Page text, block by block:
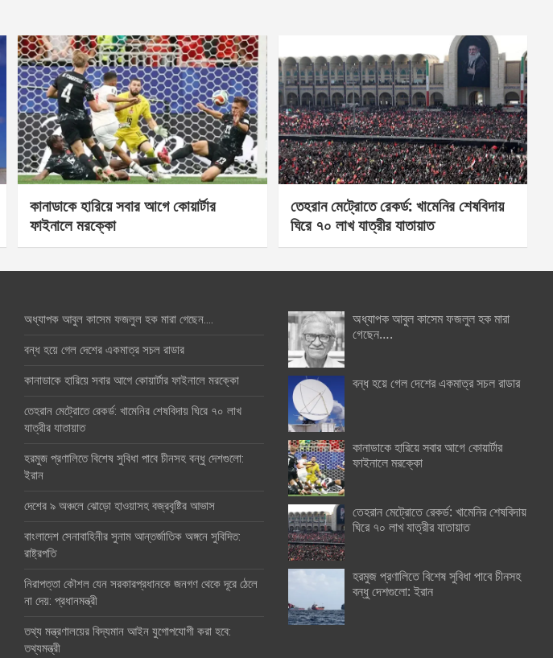
কানাডাকে হারিয়ে সবার আগে কোয়ার্টার
ফাইনালে মরক্কো
তেহরান মেট্রোতে রেকর্ড: খামেনির শেষবিদায়
ঘিরে ৭০ লাখ যাত্রীর যাতায়াত
অধ্যাপক আবুল কাসেম ফজলুল হক মারা গেছেন….
বন্ধ হয়ে গেল দেশের একমাত্র সচল রাডার
কানাডাকে হারিয়ে সবার আগে কোয়ার্টার ফাইনালে মরক্কো
তেহরান মেট্রোতে রেকর্ড: খামেনির শেষবিদায় ঘিরে ৭০ লাখ
যাত্রীর যাতায়াত
হরমুজ প্রণালিতে বিশেষ সুবিধা পাবে চীনসহ বন্ধু দেশগুলো:
ইরান
দেশের ৯ অঞ্চলে ঝোড়ো হাওয়াসহ বজ্রবৃষ্টির আভাস
বাংলাদেশ সেনাবাহিনীর সুনাম আন্তর্জাতিক অঙ্গনে সুবিদিত:
রাষ্ট্রপতি
নিরাপত্তা কৌশল যেন সরকারপ্রধানকে জনগণ থেকে দূরে ঠেলে
না দেয়: প্রধানমন্ত্রী
তথ্য মন্ত্রণালয়ের বিদ্যমান আইন যুগোপযোগী করা হবে:
তথ্যমন্ত্রী
অধ্যাপক আবুল কাসেম ফজলুল হক মারা
গেছেন….
বন্ধ হয়ে গেল দেশের একমাত্র সচল রাডার
কানাডাকে হারিয়ে সবার আগে কোয়ার্টার
ফাইনালে মরক্কো
তেহরান মেট্রোতে রেকর্ড: খামেনির শেষবিদায়
ঘিরে ৭০ লাখ যাত্রীর যাতায়াত
হরমুজ প্রণালিতে বিশেষ সুবিধা পাবে চীনসহ
বন্ধু দেশগুলো: ইরান